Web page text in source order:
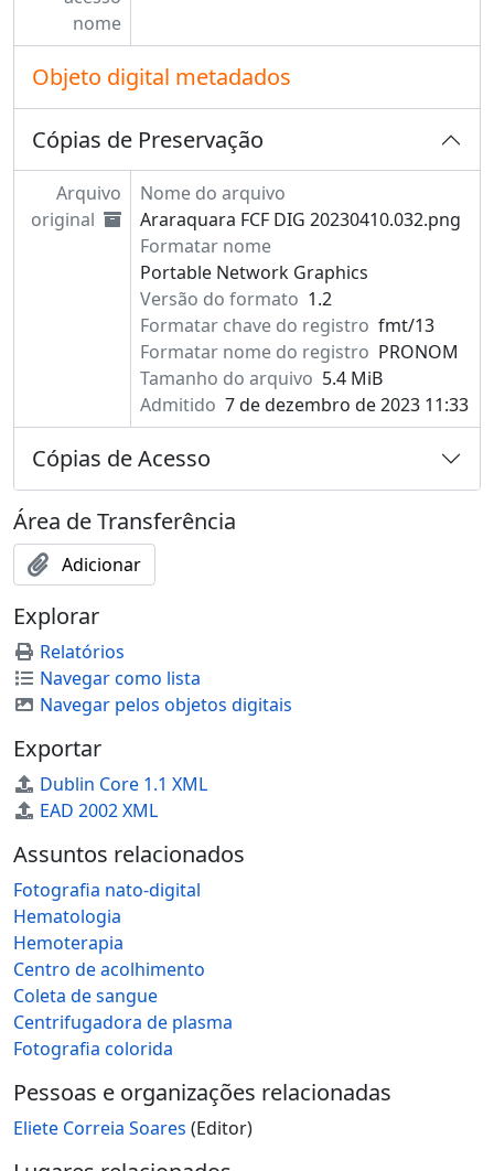
nome
Objeto digital metadados
Cópias de Preservação
Arquivo
original
Nome do arquivo
Araraquara FCF DIG 20230410.032.png
Formatar nome
Portable Network Graphics
Versão do formato 1.2
Formatar chave do registro fmt/13
Formatar nome do registro PRONOM
Tamanho do arquivo 5.4 MiB
Admitido 7 de dezembro de 2023 11:33
Cópias de Acesso
Área de Transferência
Adicionar
Explorar
Relatórios
Navegar como lista
Navegar pelos objetos digitais
Exportar
Dublin Core 1.1 XML
EAD 2002 XML
Assuntos relacionados
Fotografia nato-digital
Hematologia
Hemoterapia
Centro de acolhimento
Coleta de sangue
Centrifugadora de plasma
Fotografia colorida
Pessoas e organizações relacionadas
Eliete Correia Soares (Editor)